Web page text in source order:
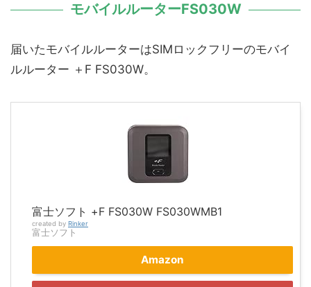
モバイルルーターFS030W
届いたモバイルルーターはSIMロックフリーのモバイ
ルルーター ＋F FS030W。
富士ソフト +F FS030W FS030WMB1
created by Rinker
富士ソフト
Amazon